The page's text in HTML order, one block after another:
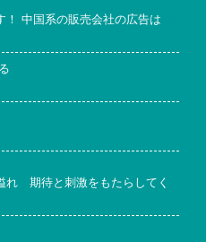
！ 中国系の販売会社の広告は
れ 期待と刺激をもたらしてく